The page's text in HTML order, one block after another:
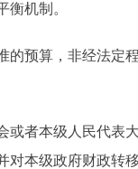
机制。
算，非经法定程
本级人民代表大
对本级政府财政转